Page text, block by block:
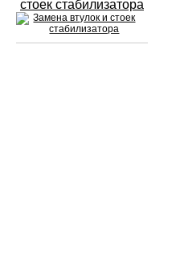
стоек стабилизатора